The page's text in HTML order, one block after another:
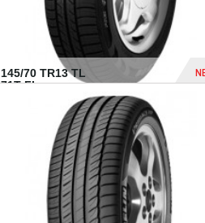
145/70 TR13 TL
71T FI...